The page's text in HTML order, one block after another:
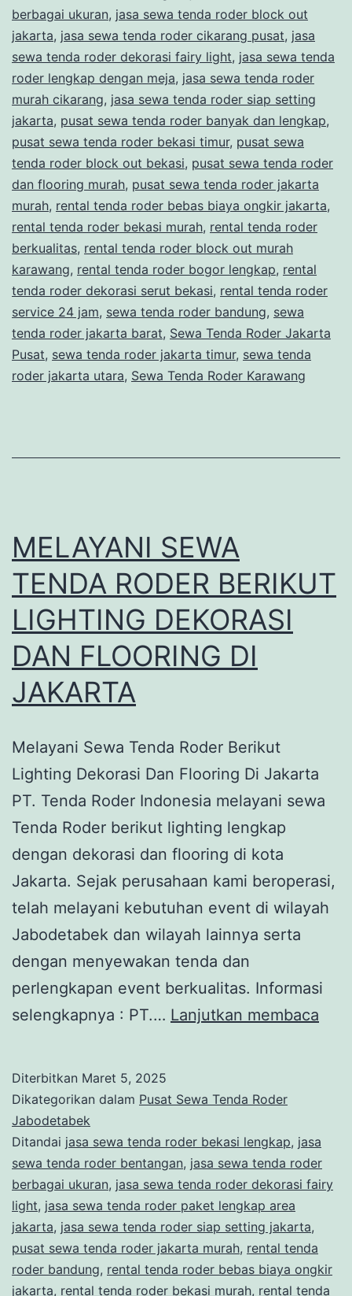
berbagai ukuran, jasa sewa tenda roder block out
jakarta, jasa sewa tenda roder cikarang pusat, jasa
sewa tenda roder dekorasi fairy light, jasa sewa tenda
roder lengkap dengan meja, jasa sewa tenda roder
murah cikarang, jasa sewa tenda roder siap setting
jakarta, pusat sewa tenda roder banyak dan lengkap,
pusat sewa tenda roder bekasi timur, pusat sewa
tenda roder block out bekasi, pusat sewa tenda roder
dan flooring murah, pusat sewa tenda roder jakarta
murah, rental tenda roder bebas biaya ongkir jakarta,
rental tenda roder bekasi murah, rental tenda roder
berkualitas, rental tenda roder block out murah
karawang, rental tenda roder bogor lengkap, rental
tenda roder dekorasi serut bekasi, rental tenda roder
service 24 jam, sewa tenda roder bandung, sewa
tenda roder jakarta barat, Sewa Tenda Roder Jakarta
Pusat, sewa tenda roder jakarta timur, sewa tenda
roder jakarta utara, Sewa Tenda Roder Karawang
MELAYANI SEWA
TENDA RODER BERIKUT
LIGHTING DEKORASI
DAN FLOORING DI
JAKARTA
Melayani Sewa Tenda Roder Berikut
Lighting Dekorasi Dan Flooring Di Jakarta
PT. Tenda Roder Indonesia melayani sewa
Tenda Roder berikut lighting lengkap
dengan dekorasi dan flooring di kota
Jakarta. Sejak perusahaan kami beroperasi,
telah melayani kebutuhan event di wilayah
Jabodetabek dan wilayah lainnya serta
dengan menyewakan tenda dan
perlengkapan event berkualitas. Informasi
selengkapnya : PT.… Lanjutkan membaca
Diterbitkan Maret 5, 2025
Dikategorikan dalam Pusat Sewa Tenda Roder
Jabodetabek
Ditandai jasa sewa tenda roder bekasi lengkap, jasa
sewa tenda roder bentangan, jasa sewa tenda roder
berbagai ukuran, jasa sewa tenda roder dekorasi fairy
light, jasa sewa tenda roder paket lengkap area
jakarta, jasa sewa tenda roder siap setting jakarta,
pusat sewa tenda roder jakarta murah, rental tenda
roder bandung, rental tenda roder bebas biaya ongkir
jakarta, rental tenda roder bekasi murah, rental tenda